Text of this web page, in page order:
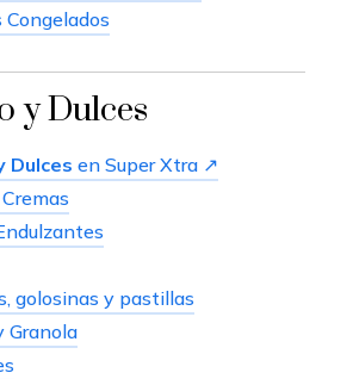
y Dulces
Dulces en Super Xtra ↗
golosinas y pastillas
Granola